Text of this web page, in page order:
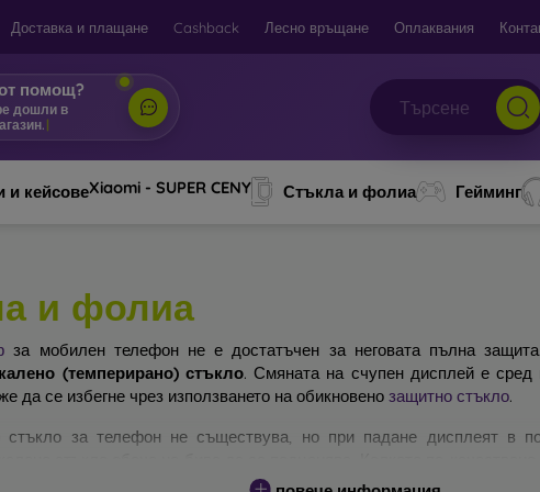
Доставка и плащане Cashback Лесно връщане Оплаквания
помощ?
дошли в
|
и кейсовеXiaomi - SUPER CENY Стъкла и фолиа Гейминг
и фолиа
за мобилен телефон не е достатъчен за неговата пълна
(темперирано) стъкло. Смяната на счупен дисплей е сред
да се избегне чрез използването на обикновено защитно стъкло.
стъкло за телефон не съществува, но при падане дисплеят в
защитата му. На пазара съществуват няколко вида защитни